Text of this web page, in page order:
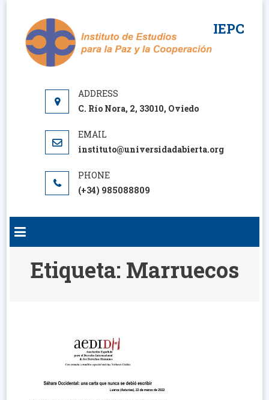
contenido
IEPC
C. Río Nora, 2, 33010, Oviedo
instituto@universidadabierta.org
(+34) 985088809
Etiqueta: Marruecos